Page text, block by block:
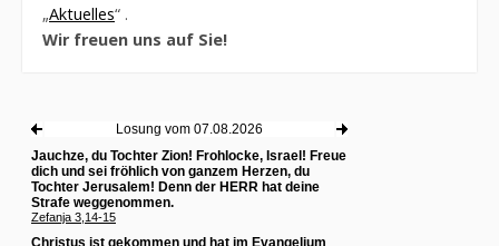
„Aktuelles“ .
Wir freuen uns auf Sie!